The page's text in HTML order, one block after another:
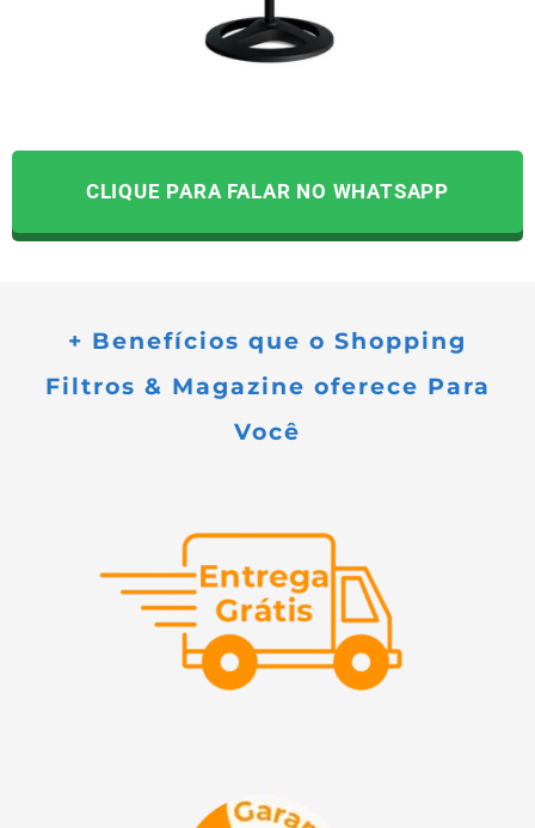
CLIQUE PARA FALAR NO WHATSAPP
+ Benefícios que o Shopping
Filtros & Magazine oferece Para
Você